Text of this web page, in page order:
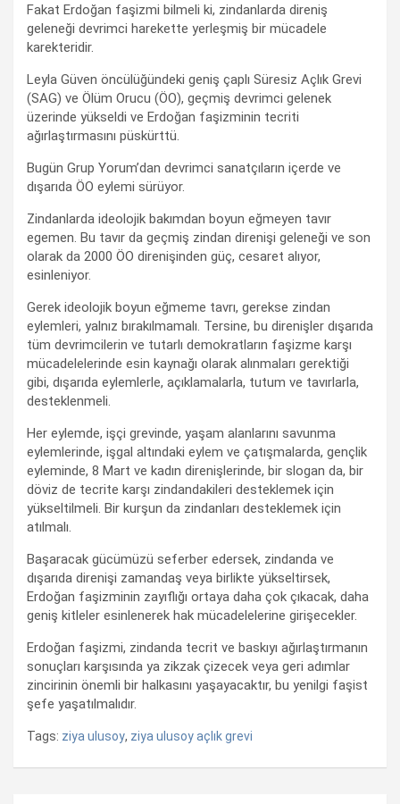
Fakat Erdoğan faşizmi bilmeli ki, zindanlarda direniş
geleneği devrimci harekette yerleşmiş bir mücadele
karekteridir.
Leyla Güven öncülüğündeki geniş çaplı Süresiz Açlık Grevi
(SAG) ve Ölüm Orucu (ÖO), geçmiş devrimci gelenek
üzerinde yükseldi ve Erdoğan faşizminin tecriti
ağırlaştırmasını püskürttü.
Bugün Grup Yorum’dan devrimci sanatçıların içerde ve
dışarıda ÖO eylemi sürüyor.
Zindanlarda ideolojik bakımdan boyun eğmeyen tavır
egemen. Bu tavır da geçmiş zindan direnişi geleneği ve son
olarak da 2000 ÖO direnişinden güç, cesaret alıyor,
esinleniyor.
Gerek ideolojik boyun eğmeme tavrı, gerekse zindan
eylemleri, yalnız bırakılmamalı. Tersine, bu direnişler dışarıda
tüm devrimcilerin ve tutarlı demokratların faşizme karşı
mücadelelerinde esin kaynağı olarak alınmaları gerektiği
gibi, dışarıda eylemlerle, açıklamalarla, tutum ve tavırlarla,
desteklenmeli.
Her eylemde, işçi grevinde, yaşam alanlarını savunma
eylemlerinde, işgal altındaki eylem ve çatışmalarda, gençlik
eyleminde, 8 Mart ve kadın direnişlerinde, bir slogan da, bir
döviz de tecrite karşı zindandakileri desteklemek için
yükseltilmeli. Bir kurşun da zindanları desteklemek için
atılmalı.
Başaracak gücümüzü seferber edersek, zindanda ve
dışarıda direnişi zamandaş veya birlikte yükseltirsek,
Erdoğan faşizminin zayıflığı ortaya daha çok çıkacak, daha
geniş kitleler esinlenerek hak mücadelelerine girişecekler.
Erdoğan faşizmi, zindanda tecrit ve baskıyı ağırlaştırmanın
sonuçları karşısında ya zikzak çizecek veya geri adımlar
zincirinin önemli bir halkasını yaşayacaktır, bu yenilgi faşist
şefe yaşatılmalıdır.
Tags: ziya ulusoy, ziya ulusoy açlık grevi